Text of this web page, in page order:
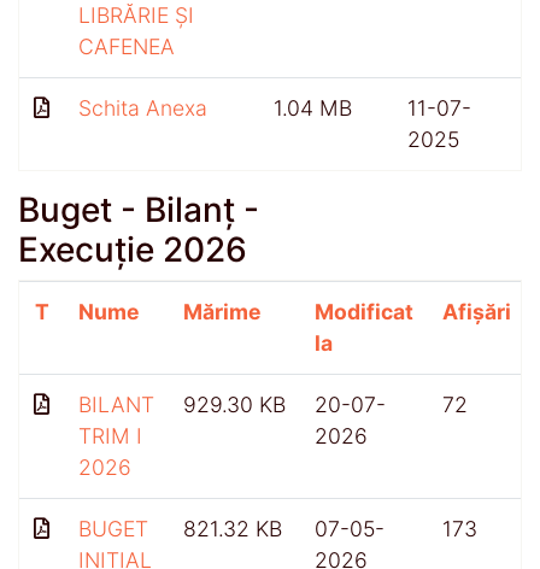
LIBRĂRIE ȘI
CAFENEA
Schita Anexa 1.04 MB
11-07-
2025
Buget - Bilanț -
Execuție 2026
T Nume Mărime
Modificat
la
Afișări
BILANT
TRIM I
2026
929.30 KB
20-07-
2026
72
BUGET
INITIAL
821.32 KB
07-05-
2026
173